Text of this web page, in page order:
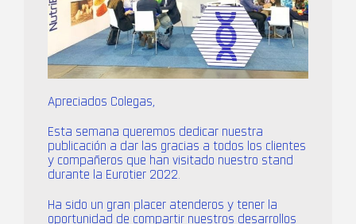
Apreciados Colegas,
Esta semana queremos dedicar nuestra
publicación a dar las gracias a todos los clientes
y compañeros que han visitado nuestro stand
durante la Eurotier 2022.
Ha sido un gran placer atenderos y tener la
oportunidad de compartir nuestros desarrollos